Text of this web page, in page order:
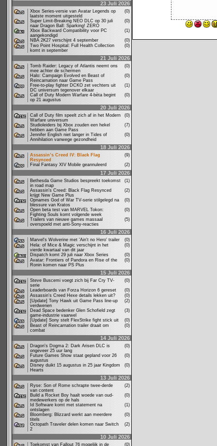
23 Juli 2026
Xbox Series-versie van Avatar Legends op
laatste moment uitgesteld
(0)
Super Limit-Breaking NEO DLC op 30 juli
naar Dragon Ball: Sparking! ZERO
(0)
Xbox Backward Compatibility voor PC
aangekondigd
(1)
NBA 2K27 verschijnt 4 september
(0)
Two Point Hospital: Full Health Collection
komt in september
(0)
21 Juli 2026
Tomb Raider: Legacy of Atlantis neemt ons
mee achter de schermen
(0)
Halo: Campaign Evolved en Beast of
Reincarnation naar Game Pass
(0)
Free-to-play fighter DCKO zet vechters uit
DC universum tegenover elkaar
(1)
Call of Duty Modern Warfare 4-bèta begint
op 21 augustus
(0)
20 Juli 2026
Call of Duty film speelt zich af in het Modern
Warfare universum
(0)
Studioleiders bij Xbox zouden een hekel
hebben aan Game Pass
(7)
Jennifer English niet langer in Tides of
Annihilation vanwege gezondheid
(0)
18 Juli 2026
Assassin’s Creed IV: Black Flag
Resynced
(9)
Final Fantasy XIV Mobile geannuleerd
(2)
17 Juli 2026
Bethesda Game Studios bespreekt toekomst
in road map
(1)
Assassin's Creed: Black Flag Resynced
krijgt New Game Plus
(2)
Opnames God of War TV-serie stilgelegd na
blessure van Kratos
(0)
Open beta test van MARVEL Tokon:
Fighting Souls komt volgende week
(0)
Trailers van nieuwe games massaal
overspoeld met anti-Sony-reacties
(5)
16 Juli 2026
Marvel's Wolverine met 'Ain't no Hero' trailer
(0)
Hela: of Mice & Magic verschijnt in het
vierde kwartaal van dit jaar
(0)
Dispatch komt 29 juli naar Xbox Series
(0)
Avatar: Frontiers of Pandora en Rise of the
Ronin komen naar PS Plus
(0)
15 Juli 2026
Steve Buscemi voegt zich bij Far Cry TV-
serie
(0)
Leaderboards van Forza Horizon 6 gereset
(0)
Assassin's Creed Hexe details lekken uit?
(0)
[Update] Tony Hawk uit Game Pass line-up
verdwenen
(2)
Dead Space bedenker Glen Schofield zegt
game-industrie vaarwel
(3)
[Update] Sony stelt FlexStrike fight stick uit
(0)
Beast of Reincarnation trailer draait om
combat
(0)
14 Juli 2026
Dragon's Dogma 2: Dark Arisen DLC is
ongeveer 25 uur lang
(0)
Future Games Show staat gepland voor 26
augustus
(0)
Disney duikt 15 augustus in 25 jaar Kingdom
Hearts
(0)
13 Juli 2026
Ryse: Son of Rome schrapte twee-derde
van content
(2)
Build a Rocket Boy haalt woede van oud-
medewerkers op de hals
(0)
Id Software komt met statement na
ontslagen
(1)
Bloomberg: Blizzard werkt aan meerdere
titels
(0)
Octopath Traveler delen komen naar Switch
2
(2)
10 Juli 2026
Toekomst van Fallout 76 mogelijk in de (0)